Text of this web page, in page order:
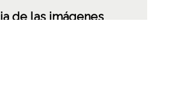
de las imágenes